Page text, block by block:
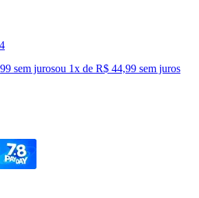
sem jurosou 1x de R$ 44,99 sem juros